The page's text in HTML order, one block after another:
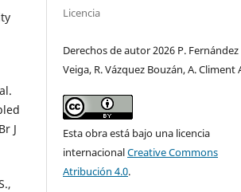
J
Licencia
Derechos de autor 2026 P. Fernández
Veiga, R. Vázquez Bouzán, A. Climent
Esta obra está bajo una licencia
internacionalCreative Commons
Atribución 4.0.